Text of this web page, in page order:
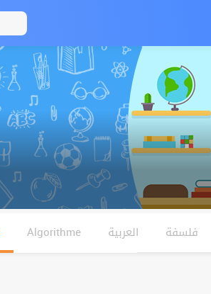
Algorithme العربية فلسفة